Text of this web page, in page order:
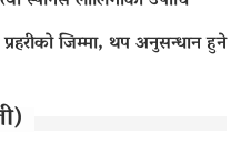
जिम्मा, थप अनुसन्धान हुने